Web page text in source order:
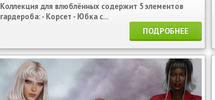
Коллекция для влюблённых содержит 5 элементов
гардероба: - Корсет - Юбка с...
ПОДРОБНЕЕ